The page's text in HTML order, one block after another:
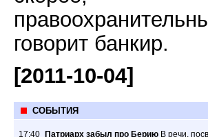
говорит банкир.
[2011-10-04]
СОБЫТИЯ
17:40 Патриарх забыл про Берию В речи,